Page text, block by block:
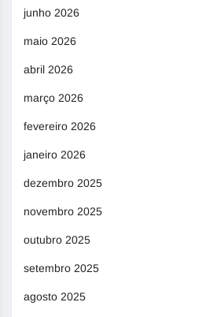
junho 2026
maio 2026
abril 2026
março 2026
fevereiro 2026
janeiro 2026
dezembro 2025
novembro 2025
outubro 2025
setembro 2025
agosto 2025